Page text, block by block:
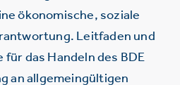
ökonomische, soziale
Leitfaden und
das Handeln des BDE
an allgemeingültigen